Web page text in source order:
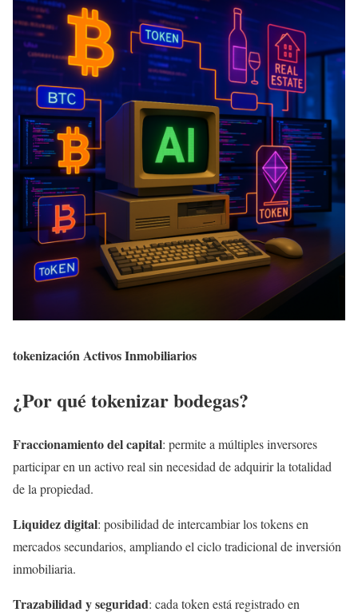
tokenización Activos Inmobiliarios
¿Por qué tokenizar bodegas?
Fraccionamiento del capital: permite a múltiples inversores
participar en un activo real sin necesidad de adquirir la totalidad
de la propiedad.
Liquidez digital: posibilidad de intercambiar los tokens en
mercados secundarios, ampliando el ciclo tradicional de inversión
inmobiliaria.
Trazabilidad y seguridad: cada token está registrado en